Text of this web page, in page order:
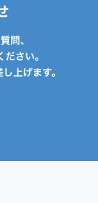
問、
さい。
上げます。